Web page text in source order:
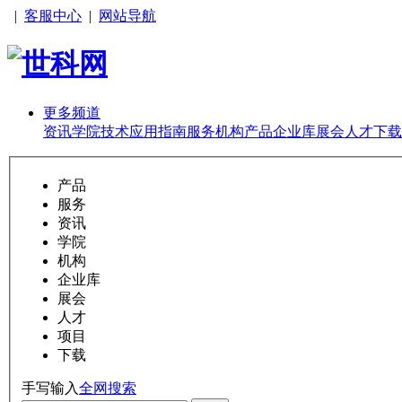
| 客服中心 | 网站导航
更多频道
资讯学院技术应用指南服务机构产品企业库展会 人才下载
产品
服务
资讯
学院
机构
企业库
展会
人才
项目
下载
手写输入全网搜索